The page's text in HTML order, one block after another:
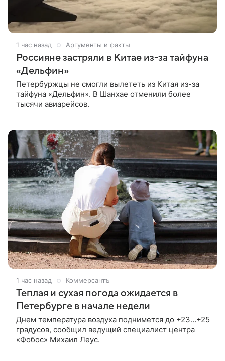
1 час назад Аргументы и факты
Россияне застряли в Китае из-за тайфуна
«Дельфин»
Петербуржцы не смогли вылететь из Китая из-за
тайфуна «Дельфин». В Шанхае отменили более
тысячи авиарейсов.
1 час назад Коммерсантъ
Теплая и сухая погода ожидается в
Петербурге в начале недели
Днем температура воздуха поднимется до +23…+25
градусов, сообщил ведущий специалист центра
«Фобос» Михаил Леус.